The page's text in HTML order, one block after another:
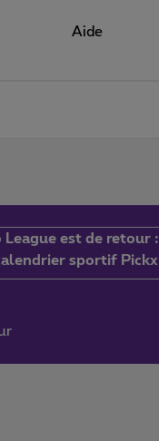
Aide
League est de retour :
sportif Pickx